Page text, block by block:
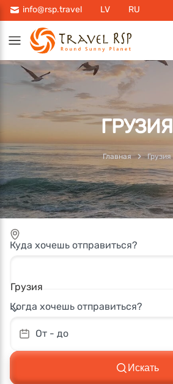
info@rsp.travel LV RU
ГРУЗИЯ
Главная Грузия
Куда хочешь отправиться?
Грузия
Когда хочешь отправиться?
От - до
Искать